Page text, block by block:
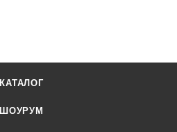
КАТАЛОГ
ШОУРУМ